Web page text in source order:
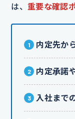
は、重要な確認
内定先か
内定承諾
入社まで